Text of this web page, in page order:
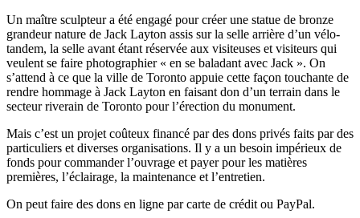
Un maître sculpteura été engagé pourcréer une statue de bronze
grandeur nature de Jack Layton assis surla selle arrière d’un vélo-
tandem, la selle avant étant réservée aux visiteuses et visiteurs qui
veulent se faire photographier« en se baladant avec Jack ». On
s’attend à ce que la ville de Toronto appuie cette façon touchante de
rendre hommage à Jack Layton en faisant don d’un terrain dans le
secteur riverain de Toronto pourl’érection du monument.
Mais c’est un projet coûteux financé par des dons privés faits par des
particuliers et diverses organisations. Il y a un besoin impérieux de
fonds pour commanderl’ouvrage et payer pour les matières
premières, l’éclairage, la maintenance et l’entretien.
On peut faire des dons en ligne par carte de crédit ou PayPal.